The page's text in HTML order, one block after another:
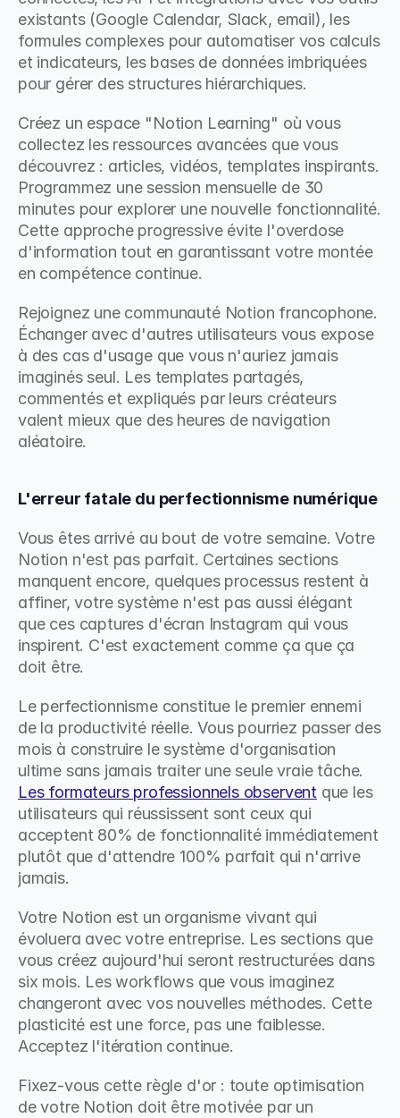
existants (Google Calendar, Slack, email), les
formules complexes pour automatiser vos calculs
et indicateurs, les bases de données imbriquées
pour gérer des structures hiérarchiques.
Créez un espace "Notion Learning" où vous
collectez les ressources avancées que vous
découvrez : articles, vidéos, templates inspirants.
Programmez une session mensuelle de 30
minutes pour explorer une nouvelle fonctionnalité.
Cette approche progressive évite l'overdose
d'information tout en garantissant votre montée
en compétence continue.
Rejoignez une communauté Notion francophone.
Échanger avec d'autres utilisateurs vous expose
à des cas d'usage que vous n'auriez jamais
imaginés seul. Les templates partagés,
commentés et expliqués par leurs créateurs
valent mieux que des heures de navigation
aléatoire.
L'erreur fatale du perfectionnisme numérique
Vous êtes arrivé au bout de votre semaine. Votre
Notion n'est pas parfait. Certaines sections
manquent encore, quelques processus restent à
affiner, votre système n'est pas aussi élégant
que ces captures d'écran Instagram qui vous
inspirent. C'est exactement comme ça que ça
doit être.
Le perfectionnisme constitue le premier ennemi
de la productivité réelle. Vous pourriez passer des
mois à construire le système d'organisation
Les formateurs professionnels observent que les
utilisateurs qui réussissent sont ceux qui
acceptent 80% de fonctionnalité immédiatement
plutôt que d'attendre 100% parfait qui n'arrive
jamais.
Votre Notion est un organisme vivant qui
évoluera avec votre entreprise. Les sections que
vous créez aujourd'hui seront restructurées dans
six mois. Les workflows que vous imaginez
changeront avec vos nouvelles méthodes. Cette
plasticité est une force, pas une faiblesse.
Acceptez l'itération continue.
Fixez-vous cette règle d'or : toute optimisation
de votre Notion doit être motivée par un